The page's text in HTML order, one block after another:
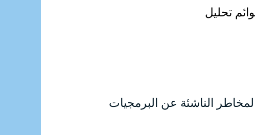
تحليل
الناشئة عن البرمجيات